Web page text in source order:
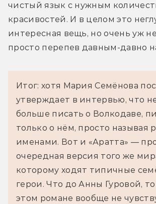
чистый язык с нужным
красивостей. И в целом это
интересная вещь, но очень уж
просто перепев давным-давно
Итог: хотя Мария Семёнова
утверждает в интервью, что
больше писать о Волкодаве,
только о нём, просто называя
именами. Вот и «Аратта» —
очередная версия того же
которому ходят типичные
герои. Что до Анны Гуровой, то
этом романе вообще не